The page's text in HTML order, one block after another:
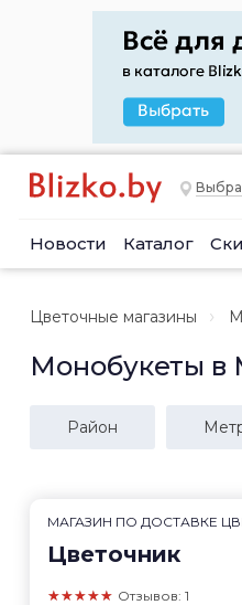
Новости Каталог
Цветочные магазины
Монобукеты в
Район
МАГАЗИН ПО ДОСТАВКЕ
Цветочник
★★★★★ Отзывов: 1